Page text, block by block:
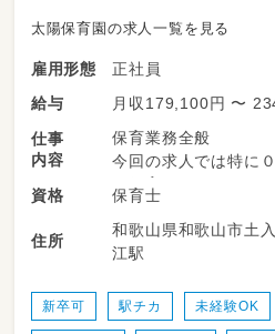
太陽保育園の求人一覧を見る
雇用形態
正社員
給与
月収179,100円 〜
仕事
内容
保育業務全般
今回の求人では特に
で保育していただきま
育児担当制を取り入
の発達に寄り添った
次年度からは0歳児か
く毎日を過ごします。
複数担任のクラスも多
資格 保育士
住所
和歌山県和歌山市土入284-12 南
江駅
新卒可 駅チカ 未経験OK